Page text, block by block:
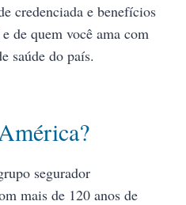
credenciada e benefícios
de quem você ama com
saúde do país.
segurador
mais de 120 anos de